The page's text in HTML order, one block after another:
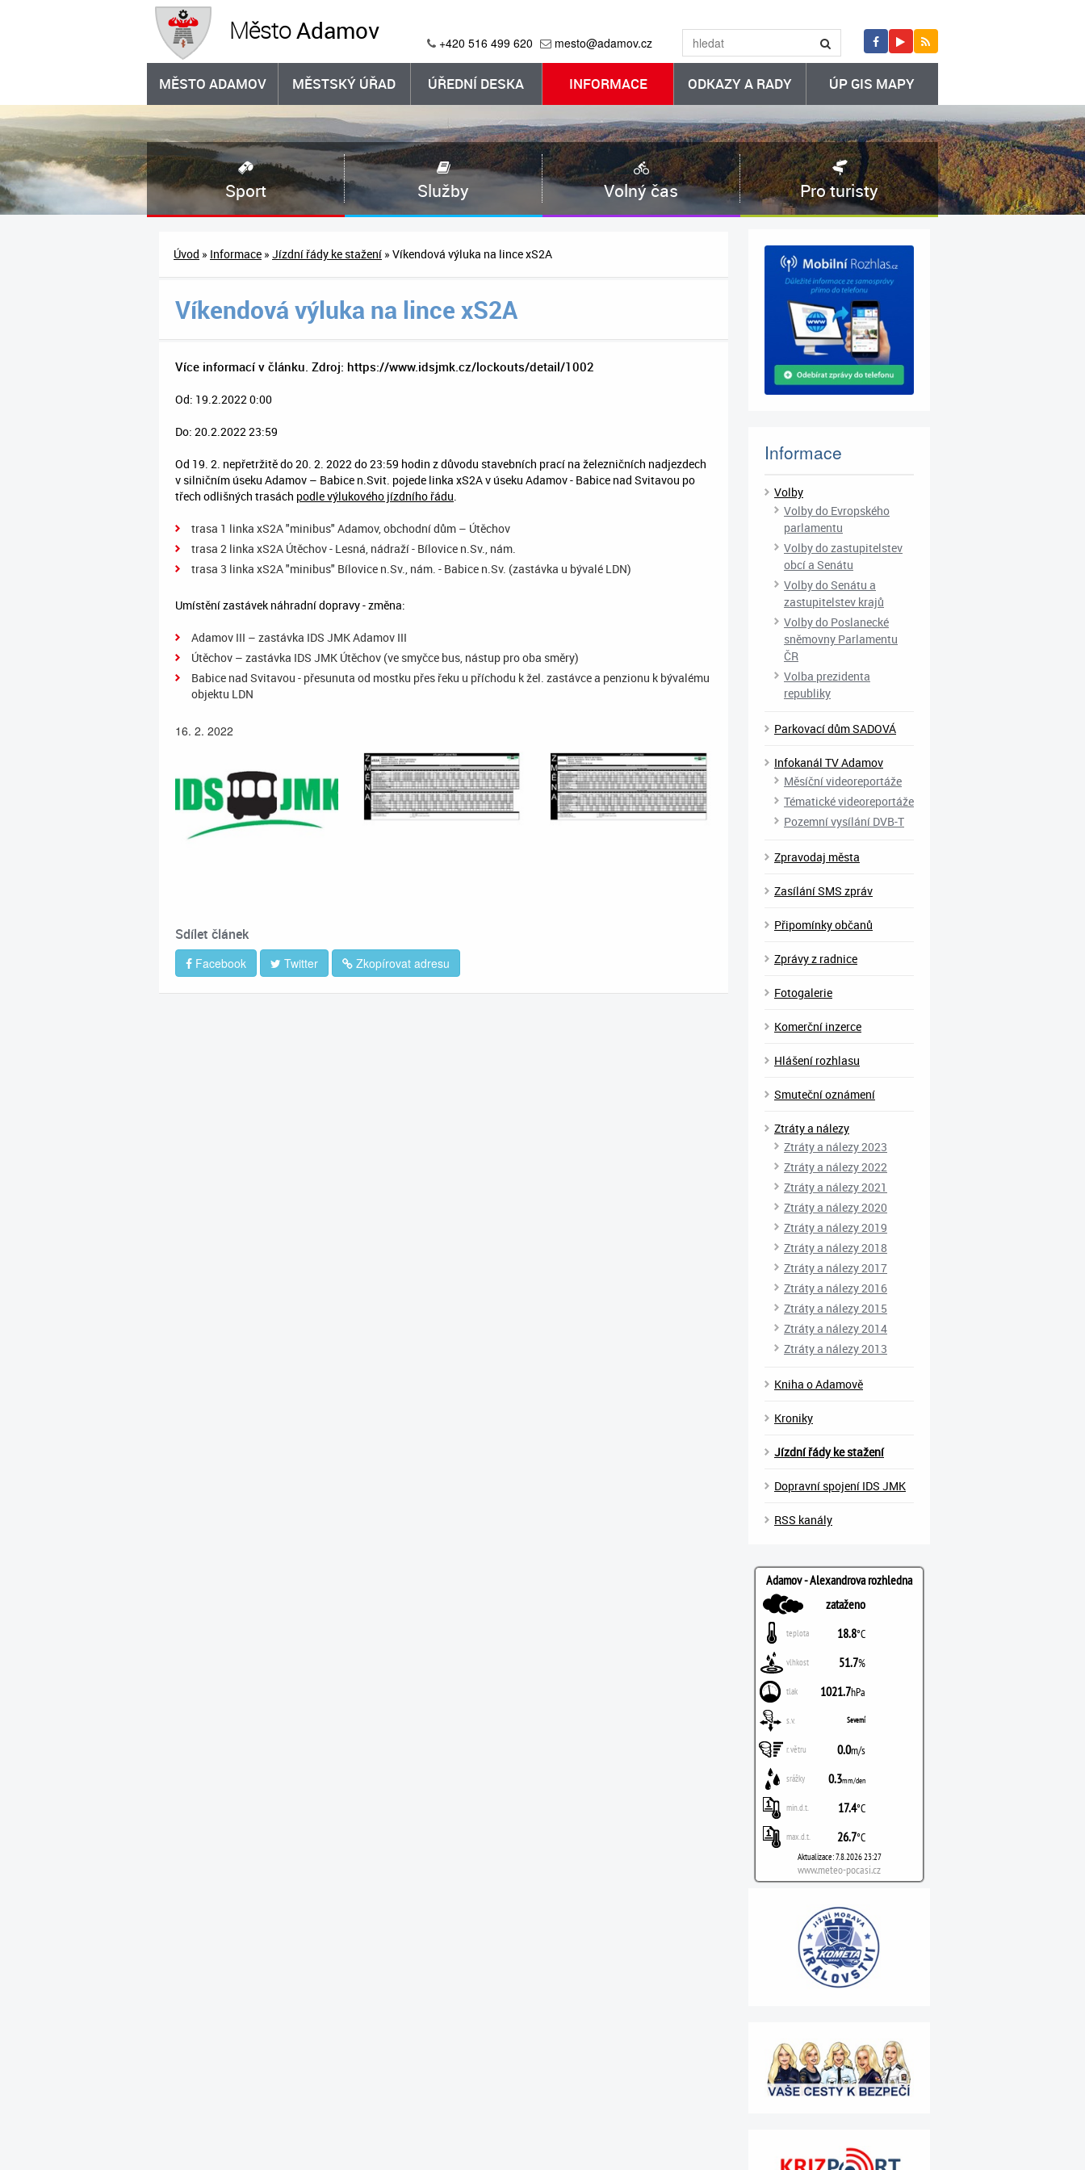
MěstoAdamov +420 516 499 620 mesto@adamov.cz
MĚSTO ADAMOV MĚSTSKÝ ÚŘAD ÚŘEDNÍ DESKA INFORMACE ODKAZY A RADY ÚP GIS MAPY
Sport Služby Volný čas Pro turisty
Úvod » Informace » Jízdní řády ke stažení » Víkendová výluka na lince xS2A
Víkendová výluka na lince xS2A
Více informací v článku. Zdroj: https://www.idsjmk.cz/lockouts/detail/1002
Od: 19.2.2022 0:00
Do: 20.2.2022 23:59
Od 19. 2. nepřetržitě do 20. 2. 2022 do 23:59 hodin z důvodu stavebních prací na železničních nadjezdech
v silničním úseku Adamov – Babice n.Svit. pojede linka xS2A v úseku Adamov - Babice nad Svitavou po
třech odlišných trasách podle výlukového jízdního řádu
trasa 1 linka xS2A "minibus" Adamov, obchodní dům – Útěchov
trasa 2 linka xS2A Útěchov - Lesná, nádraží - Bílovice n.Sv., nám.
trasa 3 linka xS2A "minibus" Bílovice n.Sv., nám. - Babice n.Sv. (zastávka u bývalé LDN)
Umístění zastávek náhradní dopravy - změna:
Adamov III – zastávka IDS JMK Adamov III
Útěchov – zastávka IDS JMK Útěchov (ve smyčce bus, nástup pro oba směry)
Babice nad Svitavou - přesunuta od mostku přes řeku u příchodu k žel. zastávce a penzionu k bývalému
objektu LDN
16. 2. 2022
Sdílet článek
Facebook Twitter Zkopírovat adresu
Informace
Volby
Volby do Evropského
parlamentu
Volby do zastupitelstev
obcí a Senátu
Volby do Senátu a
zastupitelstev krajů
Volby do Poslanecké
sněmovny Parlamentu
ČR
Volba prezidenta
republiky
Parkovací dům SADOVÁ
Infokanál TV Adamov
Měsíční videoreportáže
Tématické videoreportáže
Pozemní vysílání DVB-T
Zpravodaj města
Zasílání SMS zpráv
Připomínky občanů
Zprávy z radnice
Fotogalerie
Komerční inzerce
Hlášení rozhlasu
Smuteční oznámení
Ztráty a nálezy
Ztráty a nálezy 2023
Ztráty a nálezy 2022
Ztráty a nálezy 2021
Ztráty a nálezy 2020
Ztráty a nálezy 2019
Ztráty a nálezy 2018
Ztráty a nálezy 2017
Ztráty a nálezy 2016
Ztráty a nálezy 2015
Ztráty a nálezy 2014
Ztráty a nálezy 2013
Kniha o Adamově
Kroniky
Jízdní řády ke stažení
Dopravní spojení IDS JMK
RSS kanály